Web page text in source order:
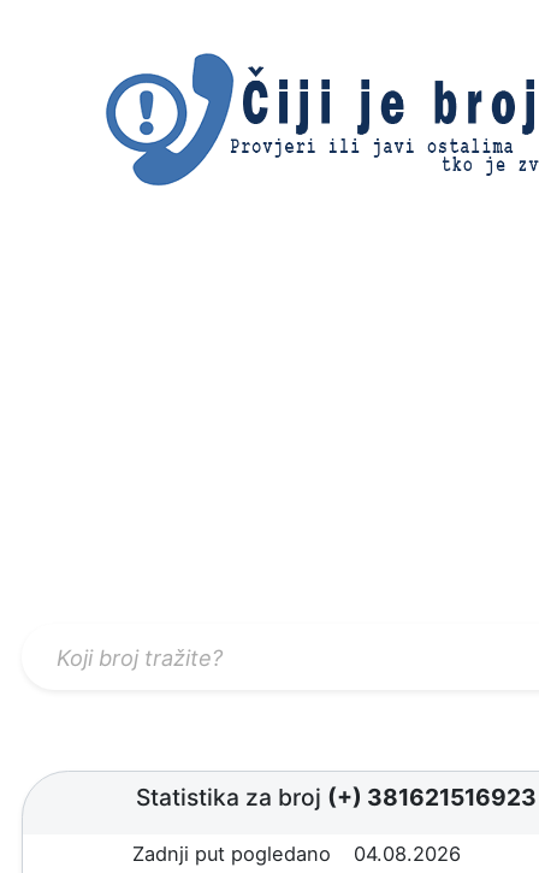
Statistika za broj (+) 381621516923
Zadnji put pogledano
04.08.2026